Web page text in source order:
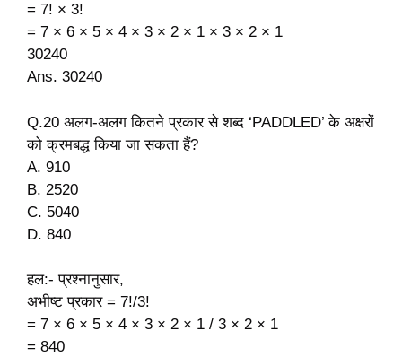
= 7! × 3!
= 7 × 6 × 5 × 4 × 3 × 2 × 1 × 3 × 2 × 1
30240
Ans. 30240
Q.20 अलग-अलग कितने प्रकार से शब्द ‘PADDLED’ के अक्षरों
को क्रमबद्ध किया जा सकता हैं?
A. 910
B. 2520
C. 5040
D. 840
हल:- प्रश्नानुसार,
अभीष्ट प्रकार = 7!/3!
= 7 × 6 × 5 × 4 × 3 × 2 × 1 / 3 × 2 × 1
= 840